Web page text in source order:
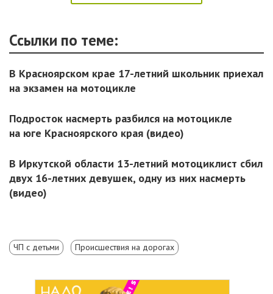
Ссылки по теме:
В Красноярском крае 17-летний школьник приехал
на экзамен на мотоцикле
Подросток насмерть разбился на мотоцикле
на юге Красноярского края (видео)
В Иркутской области 13-летний мотоциклист сбил
двух 16-летних девушек, одну из них насмерть
(видео)
ЧП с детьми Происшествия на дорогах